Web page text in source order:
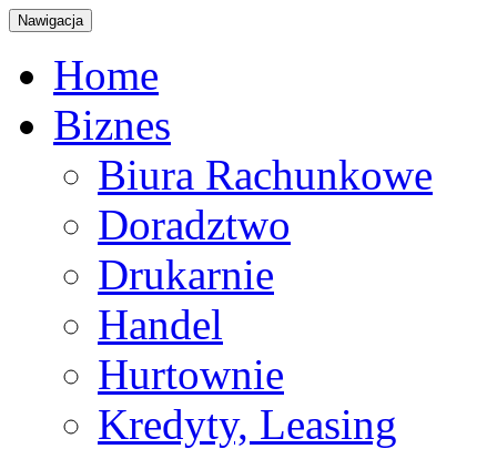
Nawigacja
Home
Biznes
Biura Rachunkowe
Doradztwo
Drukarnie
Handel
Hurtownie
Kredyty, Leasing